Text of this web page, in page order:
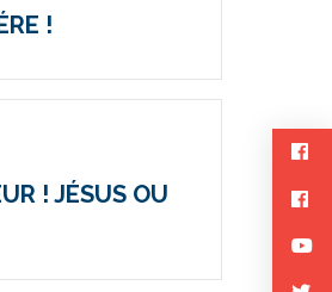
!
! JÉSUS OU